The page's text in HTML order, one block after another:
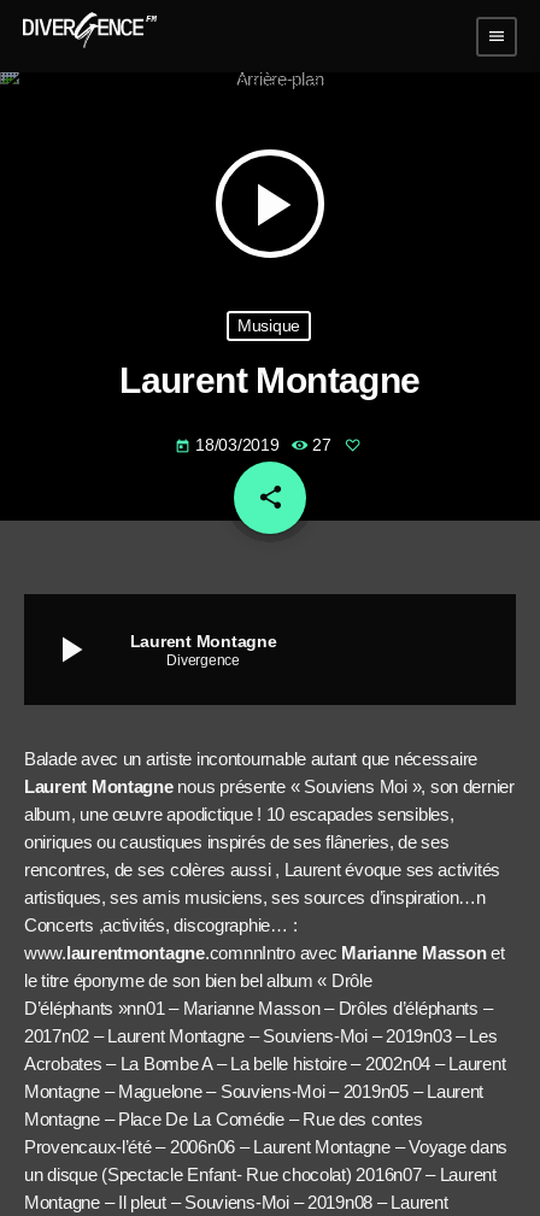
menu
play_arrow
Musique
Laurent Montagne
today 18/03/2019 27
share
email
play_arrow Laurent Montagne
Divergence
Balade avec un artiste incontournable autant que nécessaire
Laurent Montagne nous présente « Souviens Moi », son dernier
album, une œuvre apodictique ! 10 escapades sensibles,
oniriques ou caustiques inspirés de ses flâneries, de ses
rencontres, de ses colères aussi , Laurent évoque ses activités
artistiques, ses amis musiciens, ses sources d’inspiration…n
Concerts ,activités, discographie… :
www.laurentmontagne.comnnIntro avec Marianne Massonet
le titre éponyme de son bien bel album « Drôle
D’éléphants »nn01 – Marianne Masson – Drôles d’éléphants –
2017n02 – Laurent Montagne – Souviens-Moi – 2019n03 – Les
Acrobates – La Bombe A – La belle histoire – 2002n04 – Laurent
Montagne – Maguelone – Souviens-Moi – 2019n05 – Laurent
Montagne – Place De La Comédie – Rue des contes
Provencaux-l’été – 2006n06 – Laurent Montagne – Voyage dans
un disque (Spectacle Enfant- Rue chocolat) 2016n07 – Laurent
Montagne – Il pleut – Souviens-Moi – 2019n08 – Laurent